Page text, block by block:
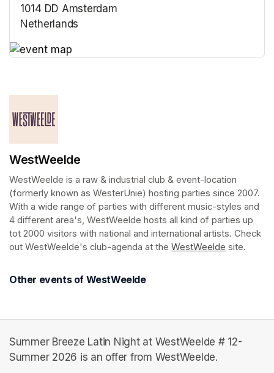
1014 DD Amsterdam
Netherlands
WestWeelde
WestWeelde is a raw & industrial club & event-location
(formerly known as WesterUnie) hosting parties since 2007.
With a wide range of parties with different music-styles and
4 different area's, WestWeelde hosts all kind of parties up
tot 2000 visitors with national and international artists. Check
out WestWeelde's club-agenda at the WestWeelde (opens in
site.
Other events of WestWeelde
Summer Breeze Latin Night at WestWeelde # 12-
Summer 2026 is an offer from WestWeelde.